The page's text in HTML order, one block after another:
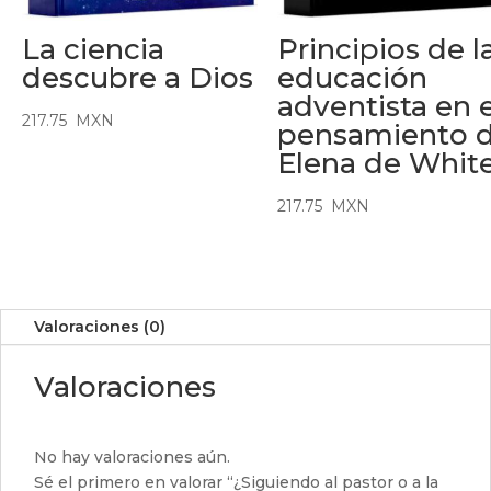
La ciencia
descubre a Dios
217.75 MXN
Principios de
educación
adventista en
pensamiento
Elena de
217.75 MXN
Valoraciones (0)
Valoraciones
No hay valoraciones aún.
Sé el primero en valorar “¿Siguiendo al pastor o a la